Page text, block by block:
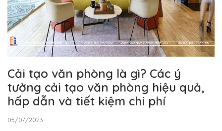
Cải tạo văn phòng là gì? Các ý
tưởng cải tạo văn phòng hiệu quả,
hấp dẫn và tiết kiệm chi phí
05/07/2023